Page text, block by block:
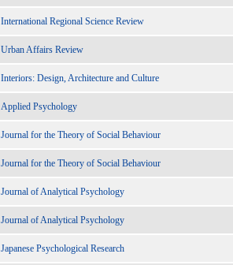
International Regional Science Review
Urban Affairs Review
Interiors: Design, Architecture and Culture
Applied Psychology
Journal for the Theory of Social Behaviour
Journal for the Theory of Social Behaviour
Journal of Analytical Psychology
Journal of Analytical Psychology
Japanese Psychological Research